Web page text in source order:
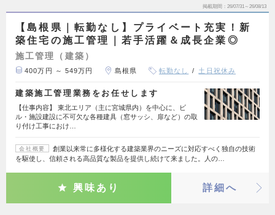
掲載期間 26/07/31～26/08/13
【島根県｜転勤なし】プライベート充実！新
築住宅の施工管理｜若手活躍＆成長企業◎
施工管理（建築）
400万円 ～ 549万円 島根県 転勤なし 土日祝休み
建築施工管理業務をお任せします
【仕事内容】 東北エリア（主に宮城県内）を中心に、ビ
ル・施設建設に不可欠な各種建具（窓サッシ、扉など）の取
り付け工事におけ…
会社概要
創業以来常に多様化する建築業界のニーズに対応すべく独自の技術
を駆使し、信頼される高品質な製品を提供し続けて来ました。人の…
興味あり 詳細へ